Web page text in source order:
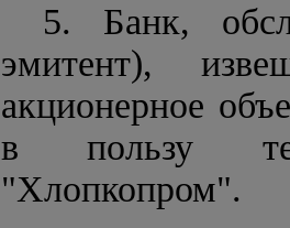
5. Банк,
эмитент),
акционерное
в пользу
"Хлопкопром".